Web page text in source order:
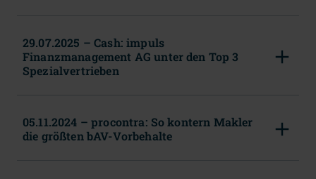
29.07.2025 – Cash: impuls
Finanzmanagement AG unter den Top 3
Spezialvertrieben
05.11.2024 – procontra: So kontern Makler
die größten bAV-Vorbehalte